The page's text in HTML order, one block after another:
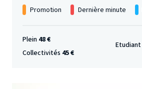
Promotion Dernière minute
Plein 48 €
Collectivités 45 €
Etudiant